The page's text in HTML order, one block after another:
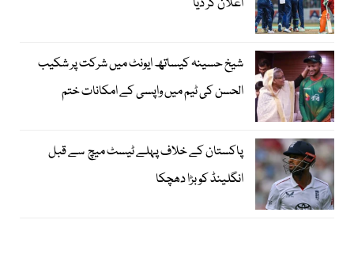
اعلان کر دیا
شیخ حسینہ کیساتھ ایونٹ میں شرکت پر شکیب
الحسن کی ٹیم میں واپسی کے امکانات ختم
پاکستان کے خلاف پہلے ٹیسٹ میچ سے قبل
انگلینڈ کو بڑا دھچکا